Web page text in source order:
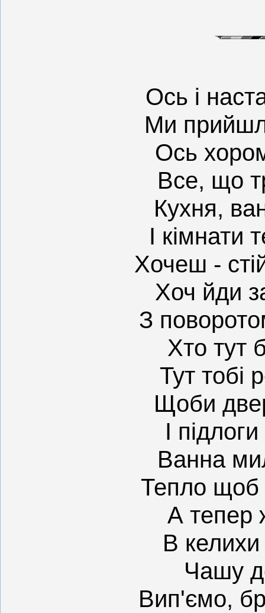
Ось і
Ми
Ось
Все, що
Кухня,
І кімнати
Хочеш -
Хоч йди
З
Хто тут
Тут тобі
Щоби
І
Ванна
Тепло щоб
А тепер
В
Чашу
Вип'ємо,